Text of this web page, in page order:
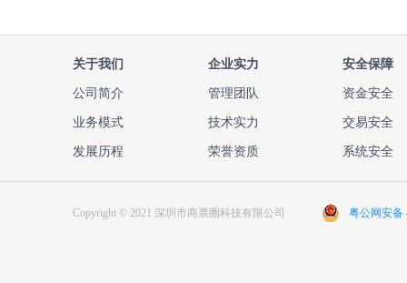
关于我们
公司简介
业务模式
发展历程
企业实力
管理团队
技术实力
荣誉资质
安全保障
资金安全
交易安全
系统安全
Copyright © 2021 深圳市商票圈科技有限公司 粤公网安备